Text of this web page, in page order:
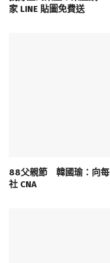
家 LINE 貼圖免費送
88父親節 韓國瑜：向每
社 CNA